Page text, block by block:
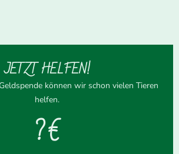
JETZT HELFEN!
können wir schon vielen Tieren
helfen.
? €